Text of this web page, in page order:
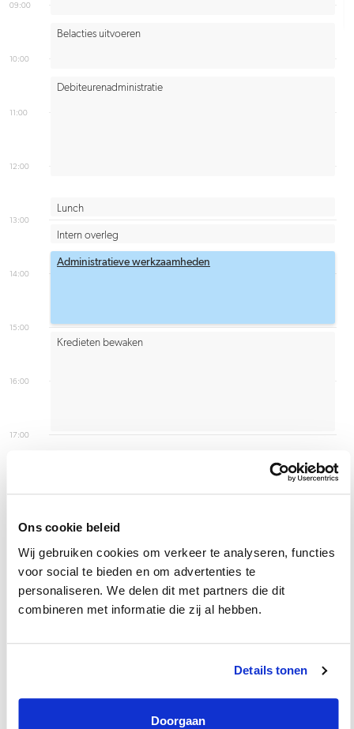
Ons cookie beleid
Wij gebruiken cookies om verkeer te analyseren, functies
voor social te bieden en om advertenties te
personaliseren. We delen dit met partners die dit
combineren met informatie die zij al hebben.
Details tonen
Doorgaan
09:00
10:00
11:00
12:00
13:00
14:00
15:00
16:00
17:00
Lunch
Belacties uitvoeren
Debiteurenadministratie
Intern overleg
Administratieve werkzaamheden
Kredieten bewaken
Voorbeeld uit de
geeft een klant aan een liquiditeitsprobleem te